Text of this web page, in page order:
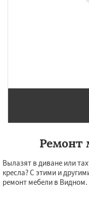
Ремонт
Вылазят в диване или
кресла? С этими и
ремонт мебели в Видном.